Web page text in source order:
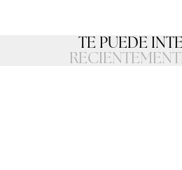
TE PUEDE